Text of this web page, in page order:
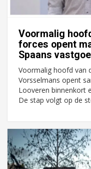
Voormalig
forces opent
Spaans
Voormalig hoofd van
Vorsselmans opent
Looveren binnenkort
De stap volgt op de